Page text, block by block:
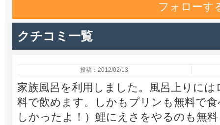
フォローす
クチコミ一覧
投稿：2012/02/13
家族風呂を利用しました。風呂上りに
料で飲めます。しかもプリンも無料で
しかったよ！）鯉にえさをやるのも